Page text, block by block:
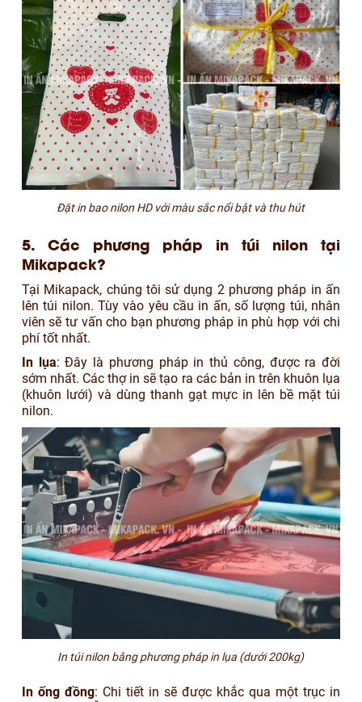
Đặt in bao nilon HD với màu sắc nổi bật và thu hút
5. Các phương pháp in túi nilon tại
Mikapack?
Tại Mikapack, chúng tôi sử dụng 2 phương pháp in ấn
lên túi nilon. Tùy vào yêu cầu in ấn, số lượng túi, nhân
viên sẽ tư vấn cho bạn phương pháp in phù hợp với chi
phí tốt nhất.
In lụa: Đây là phương pháp in thủ công, được ra đời
sớm nhất. Các thợ in sẽ tạo ra các bản in trên khuôn lụa
(khuôn lưới) và dùng thanh gạt mực in lên bề mặt túi
nilon.
In túi nilon bằng phương pháp in lụa (dưới 200kg)
In ống đồng: Chi tiết in sẽ được khắc qua một trục in